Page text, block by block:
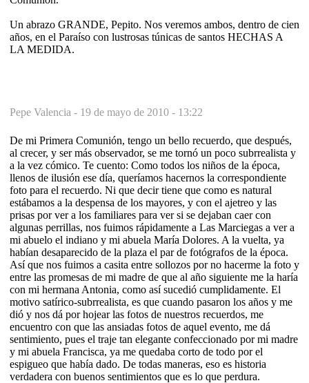
Un abrazo GRANDE, Pepito. Nos veremos ambos, dentro de cien
años, en el Paraíso con lustrosas túnicas de santos HECHAS A
LA MEDIDA.
Pepe Valencia - 19 de mayo de 2010 - 13:22
De mi Primera Comunión, tengo un bello recuerdo, que después,
al crecer, y ser más observador, se me tornó un poco subrrealista y
a la vez cómico. Te cuento: Como todos los niños de la época,
llenos de ilusión ese día, queríamos hacernos la correspondiente
foto para el recuerdo. Ni que decir tiene que como es natural
estábamos a la despensa de los mayores, y con el ajetreo y las
prisas por ver a los familiares para ver si se dejaban caer con
algunas perrillas, nos fuimos rápidamente a Las Marciegas a ver a
mi abuelo el indiano y mi abuela María Dolores. A la vuelta, ya
habían desaparecido de la plaza el par de fotógrafos de la época.
Así que nos fuimos a casita entre sollozos por no hacerme la foto y
entre las promesas de mi madre de que al año siguiente me la haría
con mi hermana Antonia, como así sucedió cumplidamente. El
motivo satírico-subrrealista, es que cuando pasaron los años y me
dió y nos dá por hojear las fotos de nuestros recuerdos, me
encuentro con que las ansiadas fotos de aquel evento, me dá
sentimiento, pues el traje tan elegante confeccionado por mi madre
y mi abuela Francisca, ya me quedaba corto de todo por el
espigueo que había dado. De todas maneras, eso es historia
verdadera con buenos sentimientos que es lo que perdura.